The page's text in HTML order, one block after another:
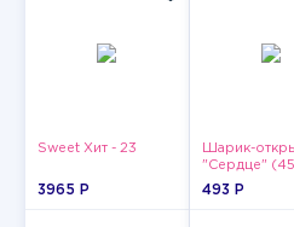
Sweet Хит - 23
3965 P
Шарик-
"Сердце"
2
493 P